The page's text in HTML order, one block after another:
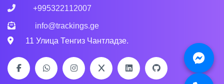
+995322112007
info@trackings.ge
11 Улица Тенгиз Чантладзе.